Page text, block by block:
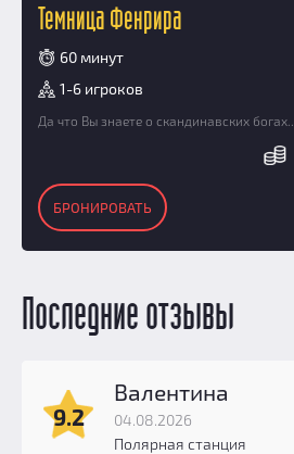
Темница Фенрира
60 минут
1-6 игроков
Да что Вы знаете о скандинавских богах...
БРОНИРОВАТЬ
Последние отзывы
9.2
Валентина
04.08.2026
Полярная станция